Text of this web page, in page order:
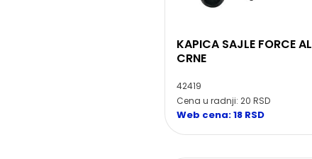
KAPICA SAJLE FORCE AL
CRNE
42419
Cena u radnji: 20 RSD
Web cena: 18 RSD